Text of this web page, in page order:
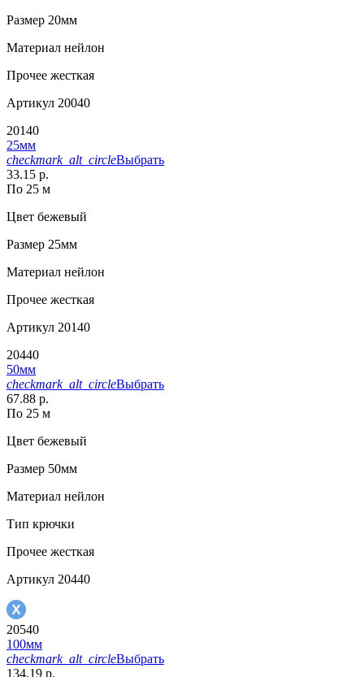
Размер 20мм
Материал нейлон
Прочее жесткая
Артикул 20040
20140
25мм
checkmark_alt_circleВыбрать
33.15 р.
По 25 м
Цвет бежевый
Размер 25мм
Материал нейлон
Прочее жесткая
Артикул 20140
20440
50мм
checkmark_alt_circleВыбрать
67.88 р.
По 25 м
Цвет бежевый
Размер 50мм
Материал нейлон
Тип крючки
Прочее жесткая
Артикул 20440
20540
100мм
checkmark_alt_circleВыбрать
134.19 р.